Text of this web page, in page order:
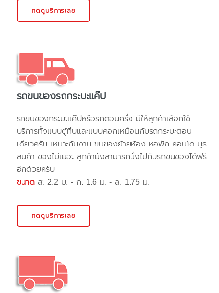
กดดูบริการเลย
รถขนของรถกระบะแค๊ป
รถขนของกระบะแค๊ปหรือรถตอนครึ่ง มีให้ลูกค้าเลือกใช้
บริการทั้งแบบตู้ทึบและแบบคอกเหมือนกับรถกระบะตอน
เดียวครับ เหมาะกับงาน ขนของย้ายห้อง หอพัก คอนโด บูธ
สินค้า ของไม่เยอะ ลูกค้ายังสามารถนั่งไปกับรถขนของได้ฟรี
อีกด้วยครับ
ขนาด ส. 2.2 ม. - ก. 1.6 ม. - ล. 1.75 ม.
กดดูบริการเลย